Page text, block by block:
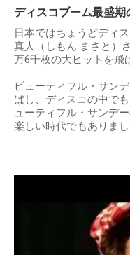
ディスコブーム最盛期
日本ではちょうどディ
真人（しもん まさと）
万6千枚の大ヒットを飛
ビューティフル・サン
ばし、ディスコの中で
ューティフル・サンデ
楽しい時代でもありまし